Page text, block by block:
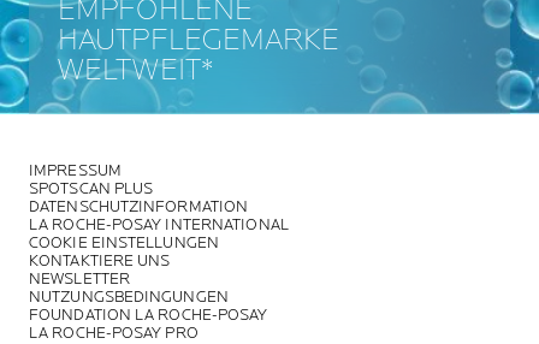
EMPFOHLENE
HAUTPFLEGEMARKE
WELTWEIT*
IMPRESSUM
SPOTSCAN PLUS
DATENSCHUTZINFORMATION
LA ROCHE-POSAY INTERNATIONAL
COOKIE EINSTELLUNGEN
KONTAKTIERE UNS
NEWSLETTER
NUTZUNGSBEDINGUNGEN
FOUNDATION LA ROCHE-POSAY
LA ROCHE-POSAY PRO